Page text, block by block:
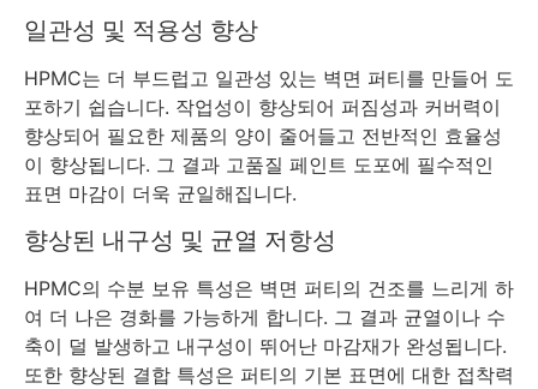
일관성 및 적용성 향상
HPMC는 더 부드럽고 일관성 있는 벽면 퍼티를 만들어 도
포하기 쉽습니다. 작업성이 향상되어 퍼짐성과 커버력이
향상되어 필요한 제품의 양이 줄어들고 전반적인 효율성
이 향상됩니다. 그 결과 고품질 페인트 도포에 필수적인
표면 마감이 더욱 균일해집니다.
향상된 내구성 및 균열 저항성
HPMC의 수분 보유 특성은 벽면 퍼티의 건조를 느리게 하
여 더 나은 경화를 가능하게 합니다. 그 결과 균열이나 수
축이 덜 발생하고 내구성이 뛰어난 마감재가 완성됩니다.
또한 향상된 결합 특성은 퍼티의 기본 표면에 대한 접착력